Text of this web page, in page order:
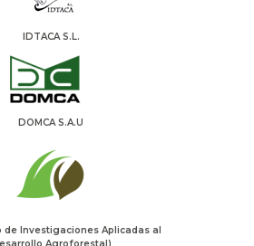
IDTACA S.L.
DOMCA S.A.U
de Investigaciones Aplicadas al